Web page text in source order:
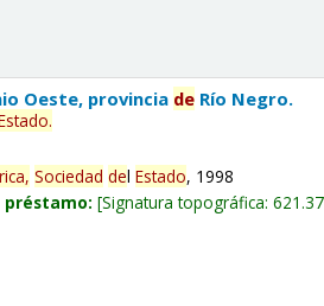
Oeste, provincia de Río Negro.
.
Sociedad delEstado, 1998
préstamo: Signatura topográfica: